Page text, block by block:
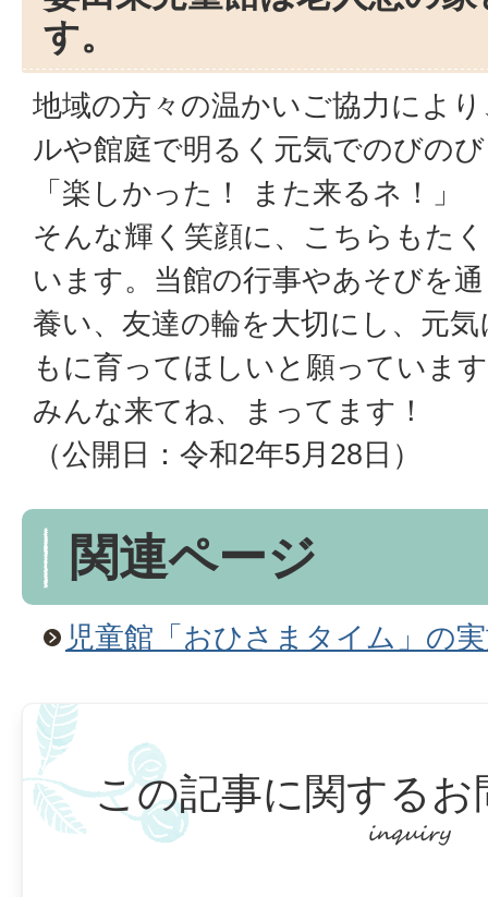
す。
地域の方々の温かいご協力によ
ルや館庭で明るく元気でのびの
「楽しかった！ また来るネ！」
そんな輝く笑顔に、こちらもた
います。当館の行事やあそびを
養い、友達の輪を大切にし、元
もに育ってほしいと願っていま
みんな来てね、まってます！
（公開日：令和2年5月28日）
関連ページ
児童館「おひさまタイム」の
この記事に関するお